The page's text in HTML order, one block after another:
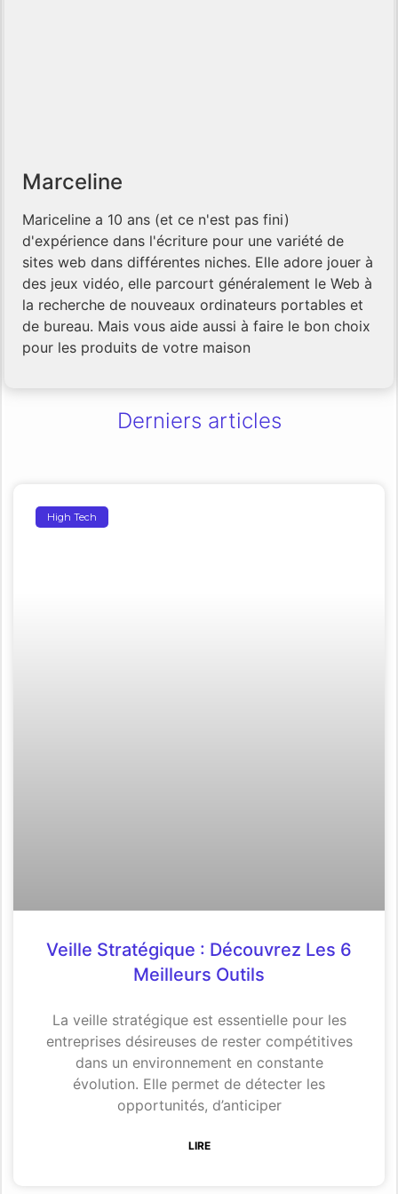
Marceline
Mariceline a 10 ans (et ce n'est pas fini)
d'expérience dans l'écriture pour une variété de
sites web dans différentes niches. Elle adore jouer à
des jeux vidéo, elle parcourt généralement le Web à
la recherche de nouveaux ordinateurs portables et
de bureau. Mais vous aide aussi à faire le bon choix
pour les produits de votre maison
Derniers articles
High Tech
Veille Stratégique : Découvrez Les 6
Meilleurs Outils
La veille stratégique est essentielle pour les
entreprises désireuses de rester compétitives
dans un environnement en constante
évolution. Elle permet de détecter les
opportunités, d’anticiper
LIRE